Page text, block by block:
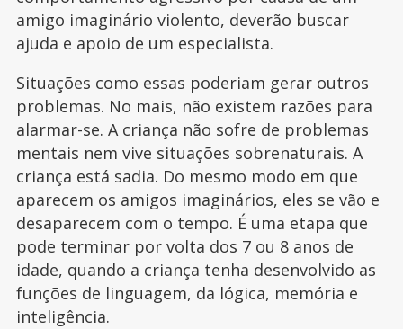
amigo imaginário violento, deverão buscar
ajuda e apoio de um especialista.
Situações como essas poderiam gerar outros
problemas. No mais, não existem razões para
alarmar-se. A criança não sofre de problemas
mentais nem vive situações sobrenaturais. A
criança está sadia. Do mesmo modo em que
aparecem os amigos imaginários, eles se vão e
desaparecem com o tempo. É uma etapa que
pode terminar por volta dos 7 ou 8 anos de
idade, quando a criança tenha desenvolvido as
funções de linguagem, da lógica, memória e
inteligência.